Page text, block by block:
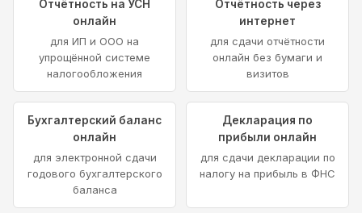
Отчётность на УСН
онлайн
для ИП и ООО на
упрощённой системе
налогообложения
Отчётность через
интернет
для сдачи отчётности
онлайн без бумаги и
визитов
Бухгалтерский баланс
онлайн
для электронной сдачи
годового бухгалтерского
баланса
Декларация по
прибыли онлайн
для сдачи декларации по
налогу на прибыль в ФНС